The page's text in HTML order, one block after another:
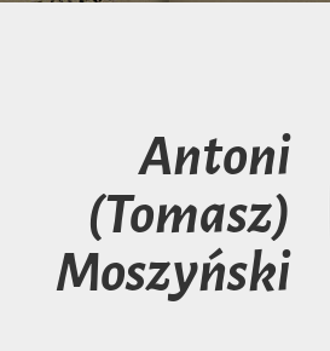
Antoni
(Tomasz)
Moszyński